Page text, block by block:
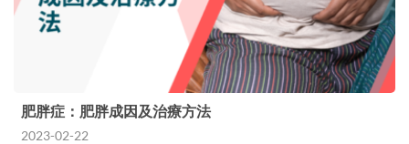
肥胖症：肥胖成因及治療方法
2023-02-22